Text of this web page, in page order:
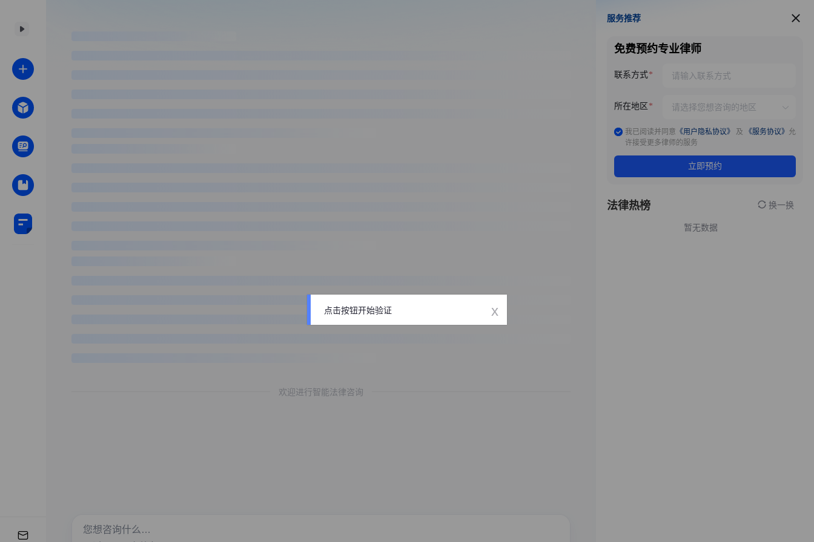
欢迎进行智能法律咨询
服务推荐
服务推荐
免费预约专业律师
联系方式
所在地区
我已阅读并同意 《用户隐私协议》 及 《服务协议》 允
许接受更多律师的服务
立即预约
法律热榜 换一换
暂无数据
点击按钮开始验证 x